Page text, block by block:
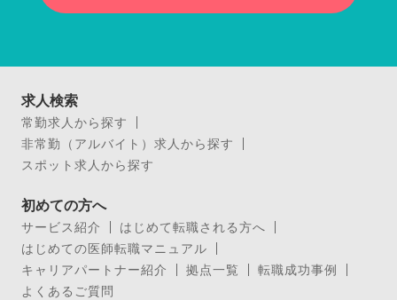
求人検索
常勤求人から探す
非常勤（アルバイト）求人から探す
スポット求人から探す
初めての方へ
サービス紹介
はじめて転職される方へ
はじめての医師転職マニュアル
キャリアパートナー紹介
拠点一覧
転職成功事例
よくあるご質問